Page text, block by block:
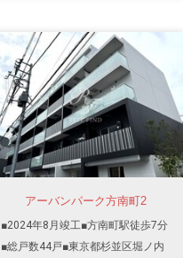
アーバンパーク方南町2
■2024年8月竣工■方南町駅徒歩7分
■総戸数44戸■東京都杉並区堀ノ内